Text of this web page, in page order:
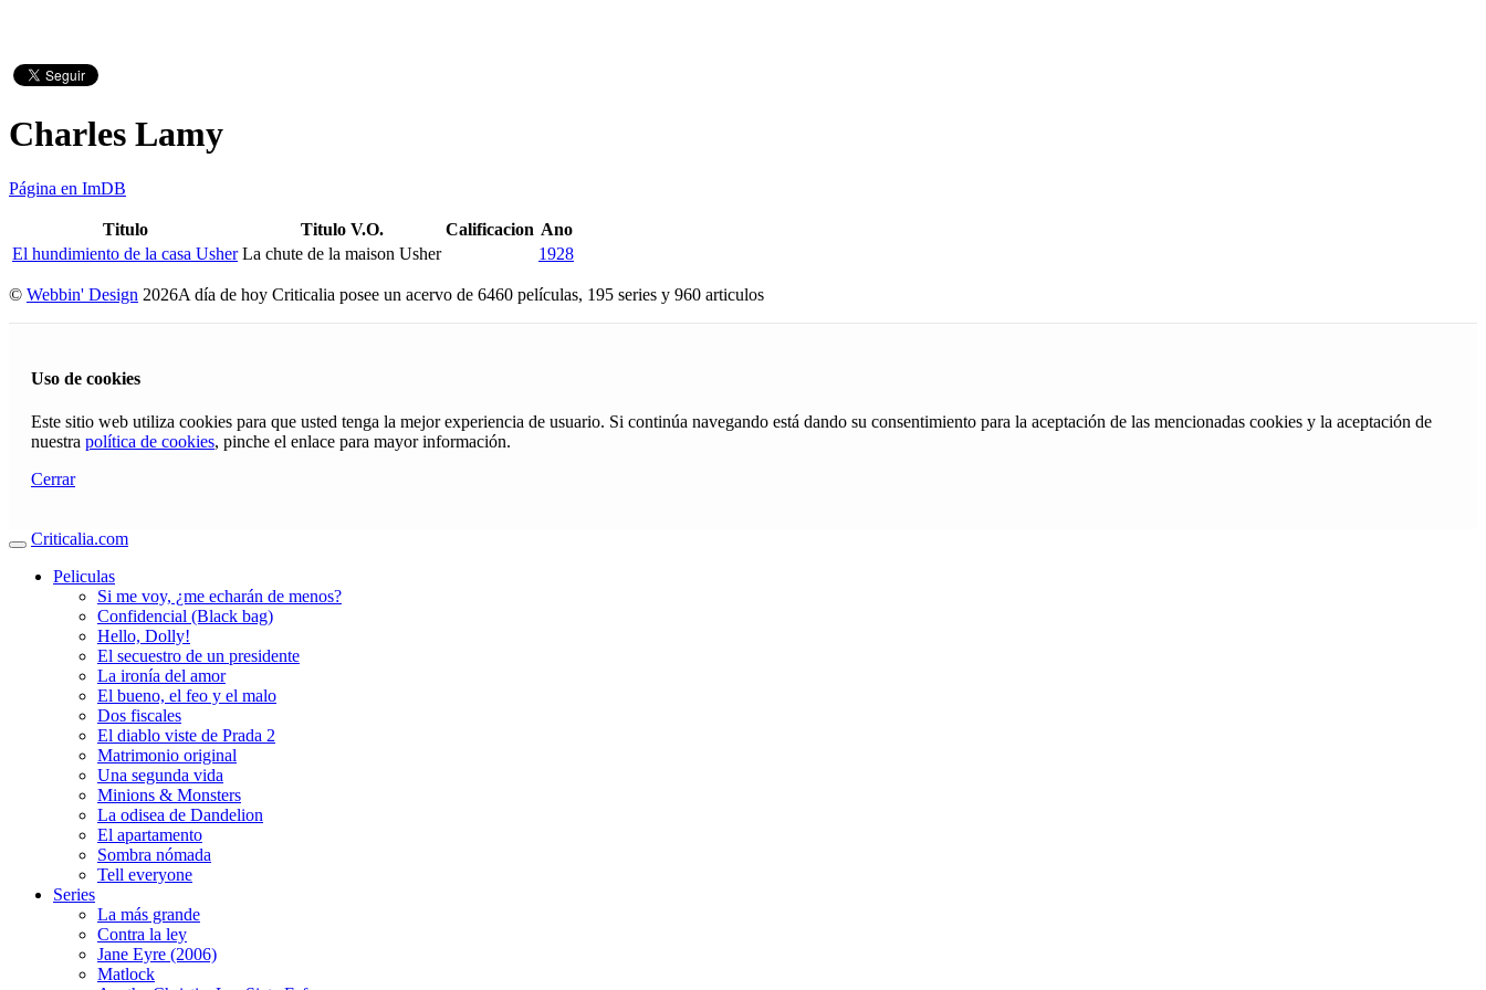
Charles Lamy
Página en ImDB
Titulo Titulo V.O. Calificacion Ano
El hundimiento de la casa Usher La chute de la maison Usher 1928
© Webbin' Design 2026A día de hoy Criticalia posee un acervo de 6460 películas, 195 series y 960 articulos
Uso de cookies
Este sitio web utiliza cookies para que usted tenga la mejor experiencia de usuario. Si continúa navegando está dando su consentimiento para la aceptación de las mencionadas cookies y la aceptación de
nuestra política de cookies, pinche el enlace para mayor información.
Cerrar
Criticalia.com
Peliculas
Si me voy, ¿me echarán de menos?
Confidencial (Black bag)
Hello, Dolly!
El secuestro de un presidente
La ironía del amor
El bueno, el feo y el malo
Dos fiscales
El diablo viste de Prada 2
Matrimonio original
Una segunda vida
Minions & Monsters
La odisea de Dandelion
El apartamento
Sombra nómada
Tell everyone
Series
La más grande
Contra la ley
Jane Eyre (2006)
Matlock